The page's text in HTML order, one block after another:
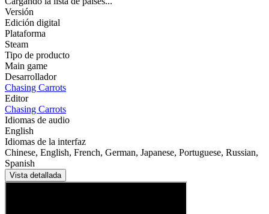
Versión
Edición digital
Plataforma
Steam
Tipo de producto
Main game
Desarrollador
Chasing Carrots
Editor
Chasing Carrots
Idiomas de audio
English
Idiomas de la interfaz
Chinese, English, French, German, Japanese, Portuguese, Russian,
Spanish
Vista detallada